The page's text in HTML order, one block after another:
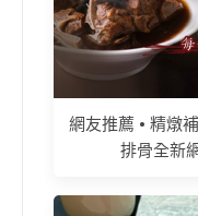
網友推薦 • 精燉
排骨全新